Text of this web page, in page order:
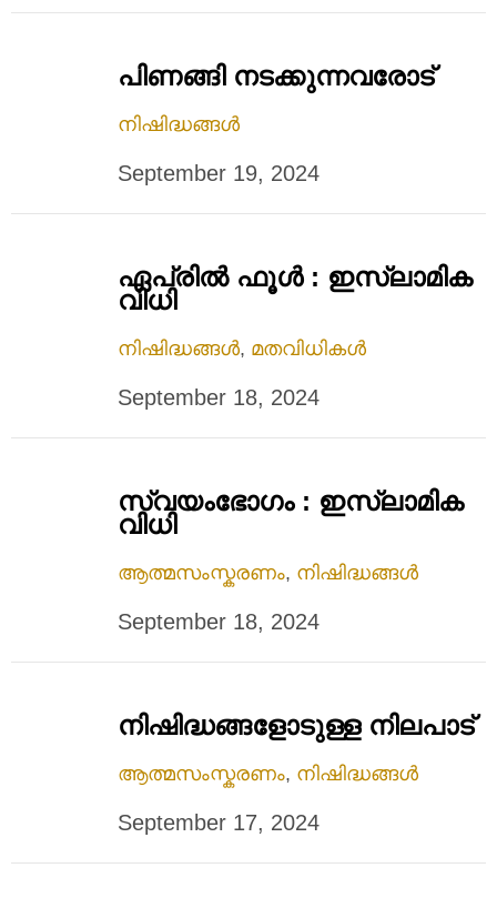
പിണങ്ങി നടക്കുന്നവരോട്
നിഷിദ്ധങ്ങൾ
September 19, 2024
ഏപ്രിൽ ഫൂൾ : ഇസ്ലാമിക
വിധി
നിഷിദ്ധങ്ങൾ, മതവിധികൾ
September 18, 2024
സ്വയംഭോഗം : ഇസ്ലാമിക
വിധി
ആത്മസംസ്കരണം, നിഷിദ്ധങ്ങൾ
September 18, 2024
നിഷിദ്ധങ്ങളോടുള്ള നിലപാട്
ആത്മസംസ്കരണം, നിഷിദ്ധങ്ങൾ
September 17, 2024